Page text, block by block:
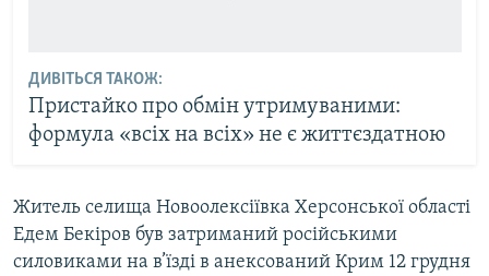
ДИВІТЬСЯ ТАКОЖ:
Пристайко про обмін утримуваними:
формула «всіх на всіх» не є життєздатною
Житель селища Новоолексіївка Херсонської області
Едем Бекіров був затриманий російськими
силовиками на в’їзді в анексований Крим 12 грудня